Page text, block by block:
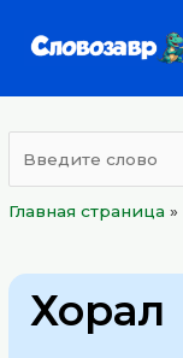
Главная страница »
Хорал